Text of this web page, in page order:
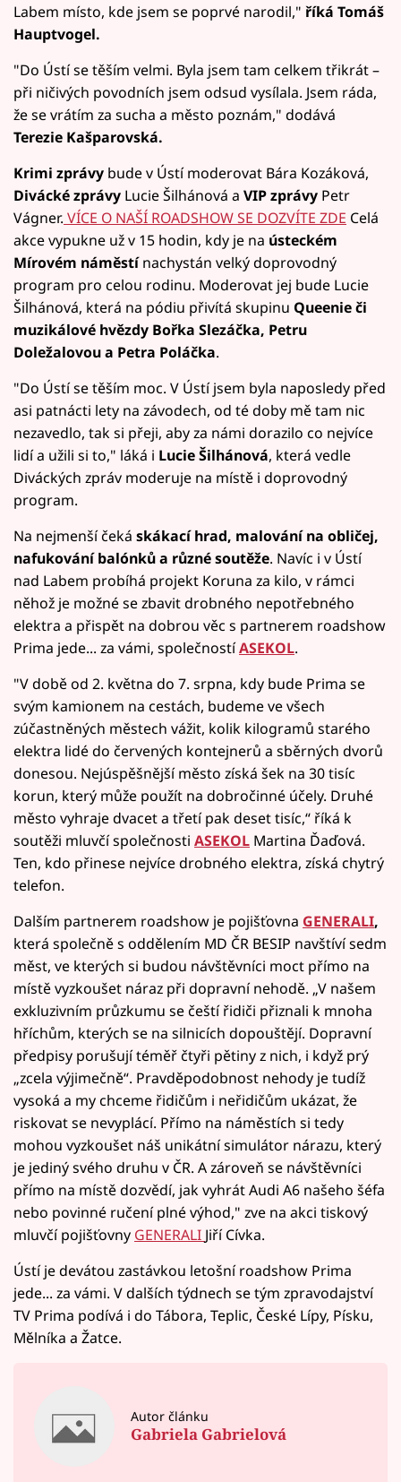
Labem místo, kde jsem se poprvé narodil," říká Tomáš
Hauptvogel.
"Do Ústí se těším velmi. Byla jsem tam celkem třikrát –
při ničivých povodních jsem odsud vysílala. Jsem ráda,
že se vrátím za sucha a město poznám," dodává
Terezie Kašparovská.
Krimi zprávy bude v Ústí moderovat Bára Kozáková,
Divácké zprávy Lucie Šilhánová a VIP zprávy Petr
Vágner. VÍCE O NAŠÍ ROADSHOW SE DOZVÍTE ZDE Celá
akce vypukne už v 15 hodin, kdy je na ústeckém
Mírovém náměstínachystán velký doprovodný
program pro celou rodinu. Moderovat jej bude Lucie
Šilhánová, která na pódiu přivítá skupinu Queenie či
muzikálové hvězdy Bořka Slezáčka, Petru
Doležalovou a Petra Poláčka.
"Do Ústí se těším moc. V Ústí jsem byla naposledy před
asi patnácti lety na závodech, od té doby mě tam nic
nezavedlo, tak si přeji, aby za námi dorazilo co nejvíce
lidí a užili si to," láká i Lucie Šilhánová, která vedle
Diváckých zpráv moderuje na místě i doprovodný
program.
Na nejmenší čeká skákací hrad, malování na obličej,
nafukování balónků a různé soutěže. Navíc i v Ústí
nad Labem probíhá projekt Koruna za kilo, v rámci
něhož je možné se zbavit drobného nepotřebného
elektra a přispět na dobrou věc s partnerem roadshow
Prima jede... za vámi, společnostíASEKOL.
"V době od 2. května do 7. srpna, kdy bude Prima se
svým kamionem na cestách, budeme ve všech
zúčastněných městech vážit, kolik kilogramů starého
elektra lidé do červených kontejnerů a sběrných dvorů
donesou. Nejúspěšnější město získá šek na 30 tisíc
korun, který může použít na dobročinné účely. Druhé
město vyhraje dvacet a třetí pak deset tisíc,“ říká k
soutěži mluvčí společnosti ASEKOL Martina Ďaďová.
Ten, kdo přinese nejvíce drobného elektra, získá chytrý
telefon.
Dalším partnerem roadshow je pojišťovna GENERALI,
která společně s oddělením MD ČR BESIP navštíví sedm
měst, ve kterých si budou návštěvníci moct přímo na
místě vyzkoušet náraz při dopravní nehodě. „V našem
exkluzivním průzkumu se čeští řidiči přiznali k mnoha
hříchům, kterých se na silnicích dopouštějí. Dopravní
předpisy porušují téměř čtyři pětiny z nich, i když prý
„zcela výjimečně“. Pravděpodobnost nehody je tudíž
vysoká a my chceme řidičům i neřidičům ukázat, že
riskovat se nevyplácí. Přímo na náměstích si tedy
mohou vyzkoušet náš unikátní simulátor nárazu, který
je jediný svého druhu v ČR. A zároveň se návštěvníci
přímo na místě dozvědí, jak vyhrát Audi A6 našeho šéfa
nebo povinné ručení plné výhod," zve na akci tiskový
mluvčí pojišťovny GENERALI Jiří Cívka.
Ústí je devátou zastávkou letošní roadshow Prima
jede... za vámi. V dalších týdnech se tým zpravodajství
TV Prima podívá i do Tábora, Teplic, České Lípy, Písku,
Mělníka a Žatce.
Autor článku
Gabriela Gabrielová